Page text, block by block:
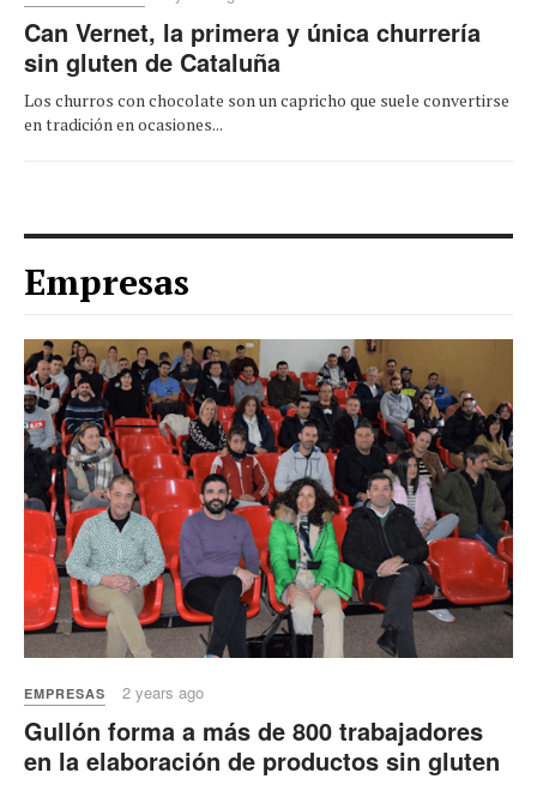
Can Vernet, la primera y única churrería
sin gluten de Cataluña
Los churros con chocolate son un capricho que suele convertirse
en tradición en ocasiones...
Empresas
EMPRESAS 2 years ago
Gullón forma a más de 800 trabajadores
en la elaboración de productos sin gluten